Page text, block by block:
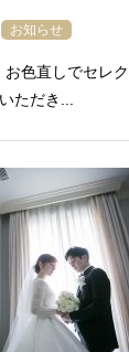
お知らせ
色直しでセレ
ただき...